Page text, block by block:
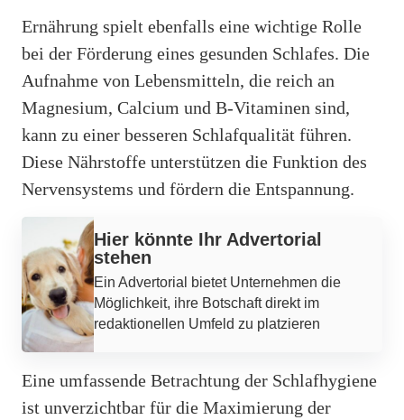
Ernährung spielt ebenfalls eine wichtige Rolle
bei der Förderung eines gesunden Schlafes. Die
Aufnahme von Lebensmitteln, die reich an
Magnesium, Calcium und B-Vitaminen sind,
kann zu einer besseren Schlafqualität führen.
Diese Nährstoffe unterstützen die Funktion des
Nervensystems und fördern die Entspannung.
Hier könnte Ihr Advertorial
stehen
Ein Advertorial bietet Unternehmen die
Möglichkeit, ihre Botschaft direkt im
redaktionellen Umfeld zu platzieren
Eine umfassende Betrachtung der Schlafhygiene
ist unverzichtbar für die Maximierung der